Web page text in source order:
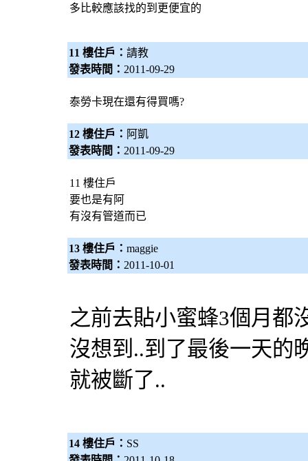
多比較應該找的到更便宜的
11 樓住戶： 請教
發表時間： 2011-09-29
泰勞卡現在還有得買嗎?
12 樓住戶： 阿凱
發表時間： 2011-09-29
11 樓住戶
要也是有阿
有沒有管道而已
13 樓住戶： maggie
發表時間： 2011-10-01
之前去貼小蜜蜂3個月都
沒想到..到了最後一天的
就被斷了..
14 樓住戶： SS